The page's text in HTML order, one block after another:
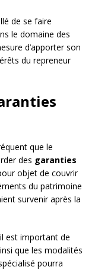
de se faire
le domaine des
d’apporter son
du repreneur
que le
des garanties
objet de couvrir
du patrimoine
survenir après la
est important de
que les modalités
pourra